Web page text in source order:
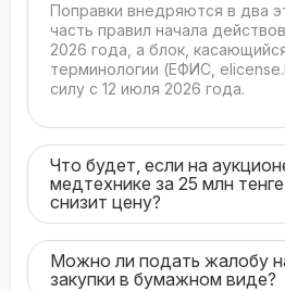
Поправки внедряются в два
часть правил начала
2026 года, а блок,
терминологии (ЕФИС,
силу с 12 июля 2026 года.
Что будет, если на
медтехнике за 25 млн
снизит цену?
Можно ли подать жалобу
закупки в бумажном виде?